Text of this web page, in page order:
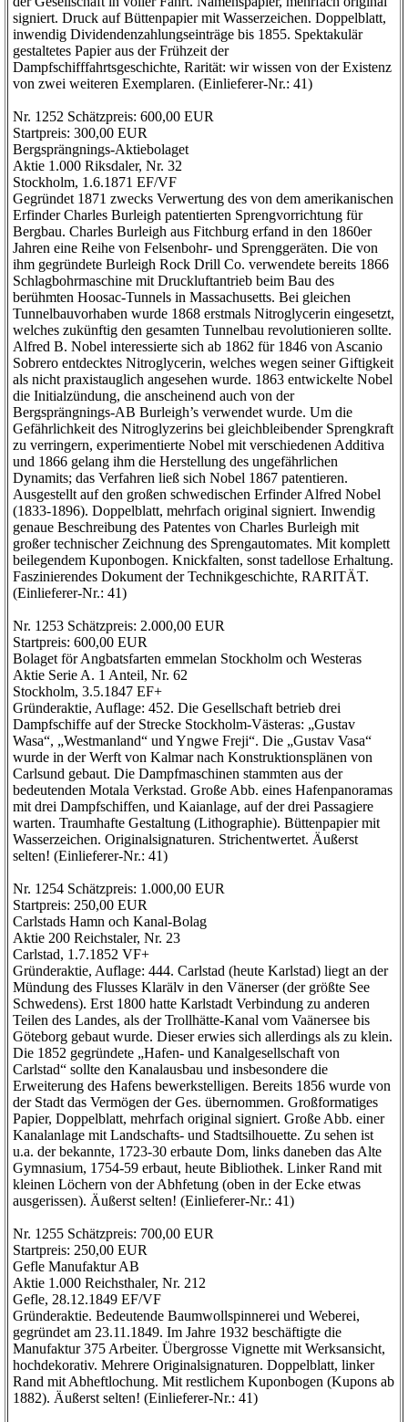
signiert. Druck auf Büttenpapier mit Wasserzeichen. Doppelblatt,
inwendig Dividendenzahlungseinträge bis 1855. Spektakulär
gestaltetes Papier aus der Frühzeit der
Dampfschifffahrtsgeschichte, Rarität: wir wissen von der Existenz
von zwei weiteren Exemplaren. (Einlieferer-Nr.: 41)
Nr. 1252 Schätzpreis: 600,00 EUR
Startpreis: 300,00 EUR
Bergsprängnings-Aktiebolaget
Aktie 1.000 Riksdaler, Nr. 32
Stockholm, 1.6.1871 EF/VF
Gegründet 1871 zwecks Verwertung des von dem amerikanischen
Erfinder Charles Burleigh patentierten Sprengvorrichtung für
Bergbau. Charles Burleigh aus Fitchburg erfand in den 1860er
Jahren eine Reihe von Felsenbohr- und Sprenggeräten. Die von
ihm gegründete Burleigh Rock Drill Co. verwendete bereits 1866
Schlagbohrmaschine mit Druckluftantrieb beim Bau des
berühmten Hoosac-Tunnels in Massachusetts. Bei gleichen
Tunnelbauvorhaben wurde 1868 erstmals Nitroglycerin eingesetzt,
welches zukünftig den gesamten Tunnelbau revolutionieren sollte.
Alfred B. Nobel interessierte sich ab 1862 für 1846 von Ascanio
Sobrero entdecktes Nitroglycerin, welches wegen seiner Giftigkeit
als nicht praxistauglich angesehen wurde. 1863 entwickelte Nobel
die Initialzündung, die anscheinend auch von der
Bergsprängnings-AB Burleigh’s verwendet wurde. Um die
Gefährlichkeit des Nitroglyzerins bei gleichbleibender Sprengkraft
zu verringern, experimentierte Nobel mit verschiedenen Additiva
und 1866 gelang ihm die Herstellung des ungefährlichen
Dynamits; das Verfahren ließ sich Nobel 1867 patentieren.
Ausgestellt auf den großen schwedischen Erfinder Alfred Nobel
(1833-1896). Doppelblatt, mehrfach original signiert. Inwendig
genaue Beschreibung des Patentes von Charles Burleigh mit
großer technischer Zeichnung des Sprengautomates. Mit komplett
beilegendem Kuponbogen. Knickfalten, sonst tadellose Erhaltung.
Faszinierendes Dokument der Technikgeschichte, RARITÄT.
(Einlieferer-Nr.: 41)
Nr. 1253 Schätzpreis: 2.000,00 EUR
Startpreis: 600,00 EUR
Bolaget för Angbatsfarten emmelan Stockholm och Westeras
Aktie Serie A. 1 Anteil, Nr. 62
Stockholm, 3.5.1847 EF+
Gründeraktie, Auflage: 452. Die Gesellschaft betrieb drei
Dampfschiffe auf der Strecke Stockholm-Västeras: „Gustav
Wasa“, „Westmanland“ und Yngwe Freji“. Die „Gustav Vasa“
wurde in der Werft von Kalmar nach Konstruktionsplänen von
Carlsund gebaut. Die Dampfmaschinen stammten aus der
bedeutenden Motala Verkstad. Große Abb. eines Hafenpanoramas
mit drei Dampfschiffen, und Kaianlage, auf der drei Passagiere
warten. Traumhafte Gestaltung (Lithographie). Büttenpapier mit
Wasserzeichen. Originalsignaturen. Strichentwertet. Äußerst
selten! (Einlieferer-Nr.: 41)
Nr. 1254 Schätzpreis: 1.000,00 EUR
Startpreis: 250,00 EUR
Carlstads Hamn och Kanal-Bolag
Aktie 200 Reichstaler, Nr. 23
Carlstad, 1.7.1852 VF+
Gründeraktie, Auflage: 444. Carlstad (heute Karlstad) liegt an der
Mündung des Flusses Klarälv in den Vänerser (der größte See
Schwedens). Erst 1800 hatte Karlstadt Verbindung zu anderen
Teilen des Landes, als der Trollhätte-Kanal vom Vaänersee bis
Göteborg gebaut wurde. Dieser erwies sich allerdings als zu klein.
Die 1852 gegründete „Hafen- und Kanalgesellschaft von
Carlstad“ sollte den Kanalausbau und insbesondere die
Erweiterung des Hafens bewerkstelligen. Bereits 1856 wurde von
der Stadt das Vermögen der Ges. übernommen. Großformatiges
Papier, Doppelblatt, mehrfach original signiert. Große Abb. einer
Kanalanlage mit Landschafts- und Stadtsilhouette. Zu sehen ist
u.a. der bekannte, 1723-30 erbaute Dom, links daneben das Alte
Gymnasium, 1754-59 erbaut, heute Bibliothek. Linker Rand mit
kleinen Löchern von der Abhfetung (oben in der Ecke etwas
ausgerissen). Äußerst selten! (Einlieferer-Nr.: 41)
Nr. 1255 Schätzpreis: 700,00 EUR
Startpreis: 250,00 EUR
Gefle Manufaktur AB
Aktie 1.000 Reichsthaler, Nr. 212
Gefle, 28.12.1849 EF/VF
Gründeraktie. Bedeutende Baumwollspinnerei und Weberei,
gegründet am 23.11.1849. Im Jahre 1932 beschäftigte die
Manufaktur 375 Arbeiter. Übergrosse Vignette mit Werksansicht,
hochdekorativ. Mehrere Originalsignaturen. Doppelblatt, linker
Rand mit Abheftlochung. Mit restlichem Kuponbogen (Kupons ab
1882). Äußerst selten! (Einlieferer-Nr.: 41)